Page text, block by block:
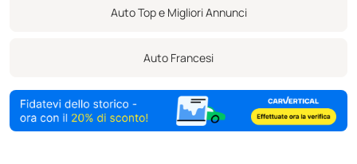
Auto Top e Migliori Annunci
Auto Francesi